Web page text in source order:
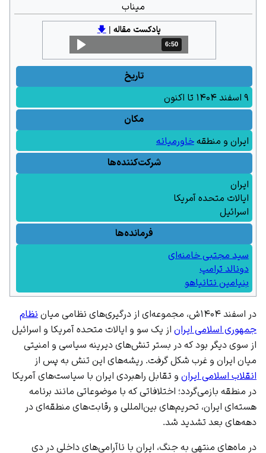
میناب
پادکست مقاله |
🡇
مدت: 6 دقیقه و 50 ثانیه
6:50
تاریخ
۹ اسفند ۱۴۰۴ تا اکنون
مکان
ایران و منطقهخاورمیانه
شرکت‌کننده‌ها
ایران
ایالات متحده آمریکا
اسرائیل
فرمانده‌ها
سید مجتبی خامنه‌ای
دونالد ترامپ
بنیامین نتانیاهو
در اسفند ۱۴۰۴ش، مجموعه‌ای از درگیری‌های نظامی میان
نظام
جمهوری اسلامی ایران از یک سو و ایالات متحده آمریکا و اسرائیل
از سوی دیگر بود که در بستر تنش‌های دیرینه سیاسی و امنیتی
میان ایران و غرب شکل گرفت. ریشه‌های این تنش به پس از
انقلاب اسلامی ایران و تقابل راهبردی ایران با سیاست‌های آمریکا
در منطقه بازمی‌گردد؛ اختلافاتی که با موضوعاتی مانند برنامه
هسته‌ای ایران، تحریم‌های بین‌المللی و رقابت‌های منطقه‌ای در
دهه‌های بعد تشدید شد.
در ماه‌های منتهی به جنگ، ایران با ناآرامی‌های داخلی در دی